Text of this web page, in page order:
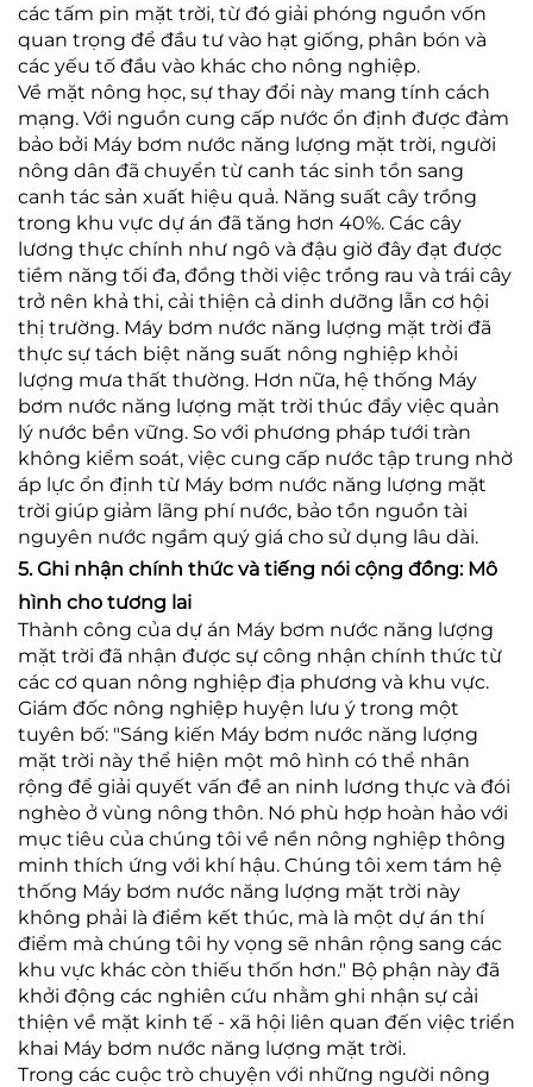
các tấm pin mặt trời, từ đó giải phóng nguồn vốn
quan trọng để đầu tư vào hạt giống, phân bón và
các yếu tố đầu vào khác cho nông nghiệp.
Về mặt nông học, sự thay đổi này mang tính cách
mạng. Với nguồn cung cấp nước ổn định được đảm
bảo bởi Máy bơm nước năng lượng mặt trời, người
nông dân đã chuyển từ canh tác sinh tồn sang
canh tác sản xuất hiệu quả. Năng suất cây trồng
trong khu vực dự án đã tăng hơn 40%. Các cây
lương thực chính như ngô và đậu giờ đây đạt được
tiềm năng tối đa, đồng thời việc trồng rau và trái cây
trở nên khả thi, cải thiện cả dinh dưỡng lẫn cơ hội
thị trường. Máy bơm nước năng lượng mặt trời đã
thực sự tách biệt năng suất nông nghiệp khỏi
lượng mưa thất thường. Hơn nữa, hệ thống Máy
bơm nước năng lượng mặt trời thúc đẩy việc quản
lý nước bền vững. So với phương pháp tưới tràn
không kiểm soát, việc cung cấp nước tập trung nhờ
áp lực ổn định từ Máy bơm nước năng lượng mặt
trời giúp giảm lãng phí nước, bảo tồn nguồn tài
nguyên nước ngầm quý giá cho sử dụng lâu dài.
5. Ghi nhận chính thức và tiếng nói cộng đồng: Mô
hình cho tương lai
Thành công của dự án Máy bơm nước năng lượng
mặt trời đã nhận được sự công nhận chính thức từ
các cơ quan nông nghiệp địa phương và khu vực.
Giám đốc nông nghiệp huyện lưu ý trong một
tuyên bố: "Sáng kiến Máy bơm nước năng lượng
mặt trời này thể hiện một mô hình có thể nhân
rộng để giải quyết vấn đề an ninh lương thực và đói
nghèo ở vùng nông thôn. Nó phù hợp hoàn hảo với
mục tiêu của chúng tôi về nền nông nghiệp thông
minh thích ứng với khí hậu. Chúng tôi xem tám hệ
thống Máy bơm nước năng lượng mặt trời này
không phải là điểm kết thúc, mà là một dự án thí
điểm mà chúng tôi hy vọng sẽ nhân rộng sang các
khu vực khác còn thiếu thốn hơn." Bộ phận này đã
khởi động các nghiên cứu nhằm ghi nhận sự cải
thiện về mặt kinh tế - xã hội liên quan đến việc triển
khai Máy bơm nước năng lượng mặt trời.
Trong các cuộc trò chuyện với những người nông